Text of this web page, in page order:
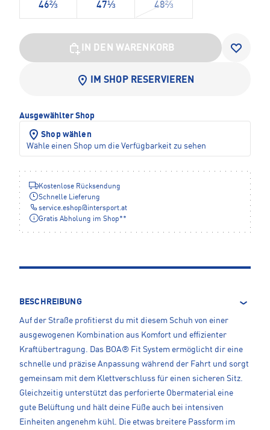
46⅔ 47⅓ 48⅔
IN DEN WARENKORB
IM SHOP RESERVIEREN
Ausgewählter Shop
Shop wählen
Wähle einen Shop um die Verfügbarkeit zu sehen
Kostenlose Rücksendung
Schnelle Lieferung
service.eshop@ intersport.at
Gratis Abholung im Shop**
BESCHREIBUNG
Auf der Straße profitierst du mit diesem Schuh von einer
ausgewogenen Kombination aus Komfort und effizienter
Kraftübertragung. Das BOA® Fit System ermöglicht dir eine
schnelle und präzise Anpassung während der Fahrt und sorgt
gemeinsam mit dem Klettverschluss für einen sicheren Sitz.
Gleichzeitig unterstützt das perforierte Obermaterial eine
gute Belüftung und hält deine Füße auch bei intensiven
Einheiten angenehm kühl. Die etwas breitere Passform im